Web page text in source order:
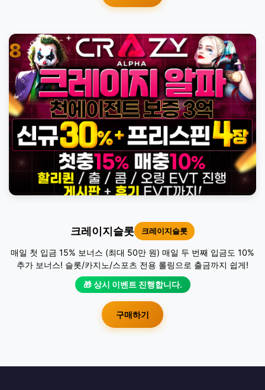
8
크레이지슬롯 크레이지슬롯
매일 첫 입금 15% 보너스 (최대 50만 원) 매일 두 번째 입금도 10%
추가 보너스! 슬롯/카지노/스포츠 전용 롤링으로 출금까지 쉽게!
🎁 상시 이벤트 진행합니다.
구매하기